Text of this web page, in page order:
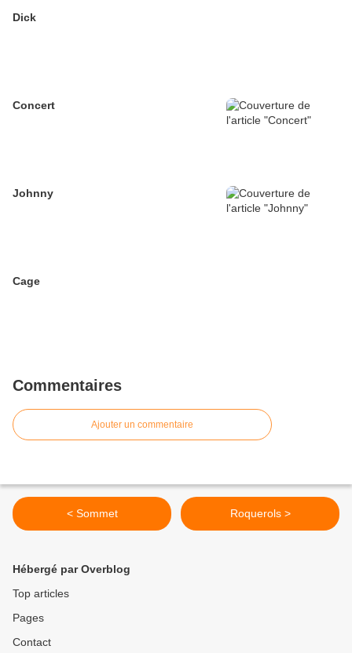
Dick
Concert
Johnny
Cage
Commentaires
Ajouter un commentaire
< Sommet Roquerols >
Hébergé par Overblog
Top articles
Pages
Contact